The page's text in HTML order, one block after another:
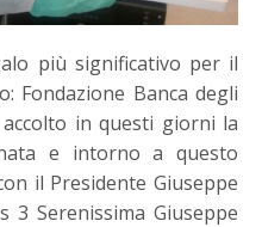
più significativo per il
Fondazione Banca degli
in questi giorni la
e intorno a questo
il Presidente Giuseppe
3 Serenissima Giuseppe